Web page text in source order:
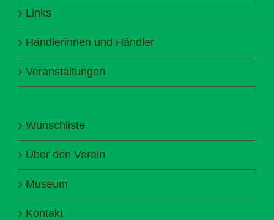
Links
Händlerinnen und Händler
Veranstaltungen
Wunschliste
Über den Verein
Museum
Kontakt